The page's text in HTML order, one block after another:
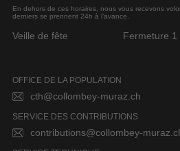
En dehors de ces horaires, nous vous recevons
derniers se prennent 24h à l’avance.
Veille de fête Fermeture 1
OFFICE DE LA POPULATION
cth@collombey-muraz.ch
SERVICE DES CONTRIBUTIONS
contributions@collombey-